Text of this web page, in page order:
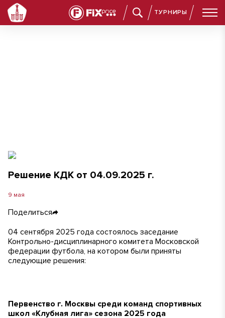
ТУРНИРЫ
Решение КДК от 04.09.2025 г.
Решение КДК от 04.09.2025 г.
9 мая
Поделиться
04 сентября 2025 года состоялось заседание
Контрольно-дисциплинарного комитета Московской
федерации футбола, на котором были приняты
следующие решения:
Первенство г. Москвы среди команд спортивных
школ «Клубная лига» сезона 2025 года